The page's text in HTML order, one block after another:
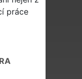
práce